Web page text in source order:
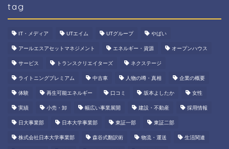
tag
IT・メディア UTエイム UTグループ やばい
アールエスアセットマネジメント エネルギー・資源 オープンハウス
サービス トランスクリエイターズ ネクステージ
ライトニングプレミアム 中古車 人物の噂・真相 企業の概要
体験 再生可能エネルギー 口コミ 坂本よしたか 女性
実績 小売・卸 幅広い事業展開 建設・不動産 採用情報
日大事業部 日本大学事業部 東証一部 東証二部
株式会社日本大学事業部 森谷式翻訳術 物流・運送 生活関連